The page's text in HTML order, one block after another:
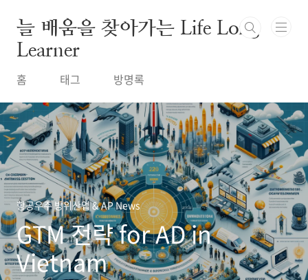
늘 배움을 찾아가는 Life Long
Learner
홈 태그 방명록
항공우주 방위산업 & AP News
GTM 전략 for AD in
Vietnam